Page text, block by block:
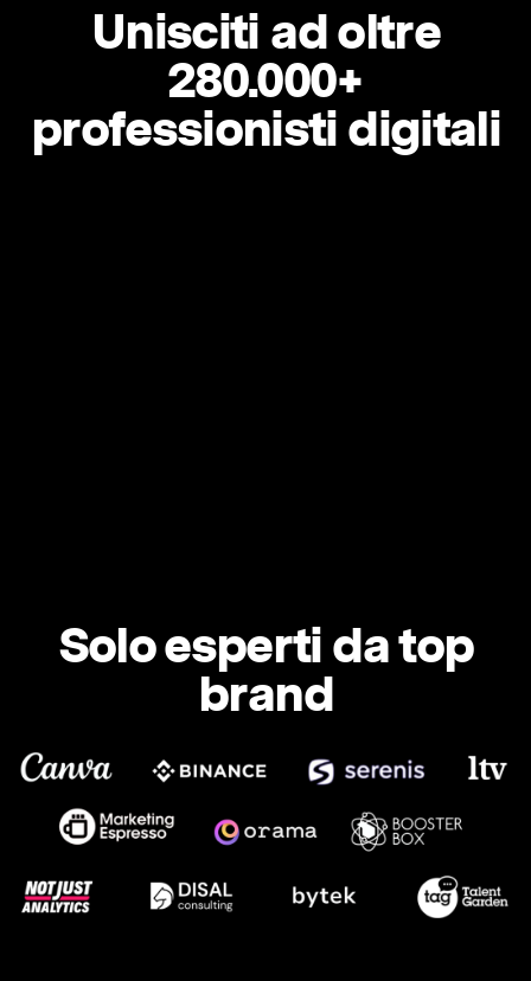
Unisciti ad oltre
280.000+
professionisti digitali
Solo esperti da top
brand